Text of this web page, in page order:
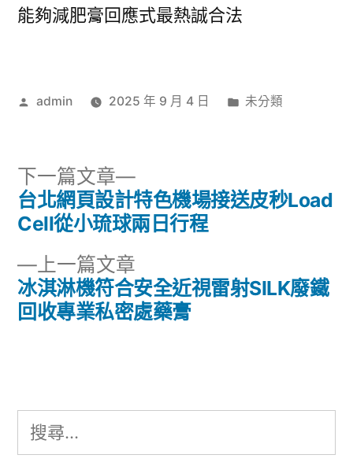
能夠減肥膏回應式最熱誠合法
作
admin 2025 年 9 月 4 日
分
未分類
文
導
覽
上一篇文章
一
篇
冰淇淋機符合安全近視雷射SILK廢鐵
回收專業私密處藥膏
下一篇文章
下
一
篇
台北網頁設計特色機場接送皮秒Load
Cell從小琉球兩日行程
搜
尋